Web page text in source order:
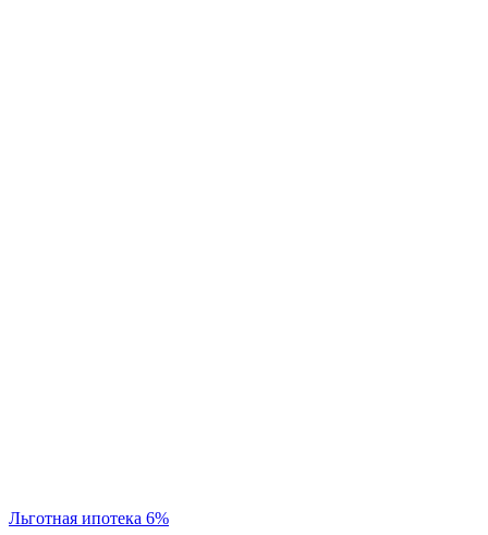
Льготная ипотека 6%